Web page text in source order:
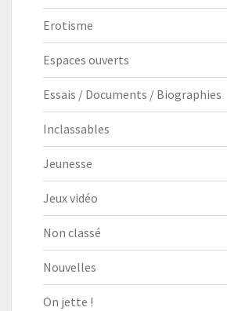
Erotisme
Espaces ouverts
Essais / Documents / Biographies
Inclassables
Jeunesse
Jeux vidéo
Non classé
Nouvelles
On jette !